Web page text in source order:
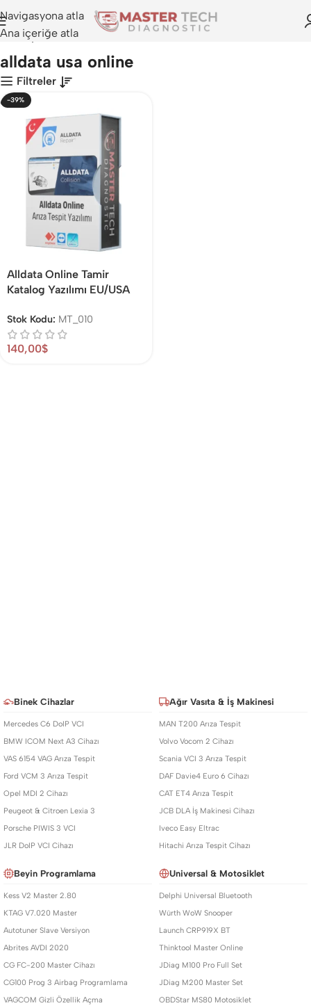
Navigasyona atla
Ana içeriğe atla
Anasayfa>alldata usa online
alldata usa online
Filtreler
-39%
Alldata Online Tamir
Katalog Yazılımı EU/USA
Stok Kodu: MT_010
140,00$
Binek Cihazlar
Mercedes C6 DoIP VCI
BMW ICOM Next A3 Cihazı
VAS 6154 VAG Arıza Tespit
Ford VCM 3 Arıza Tespit
Opel MDI 2 Cihazı
Peugeot & Citroen Lexia 3
Porsche PIWIS 3 VCI
JLR DoIP VCI Cihazı
Ağır Vasıta & İş Makinesi
MAN T200 Arıza Tespit
Volvo Vocom 2 Cihazı
Scania VCI 3 Arıza Tespit
DAF Davie4 Euro 6 Cihazı
CAT ET4 Arıza Tespit
JCB DLA İş Makinesi Cihazı
Iveco Easy Eltrac
Hitachi Arıza Tespit Cihazı
Beyin Programlama
Kess V2 Master 2.80
KTAG V7.020 Master
Autotuner Slave Versiyon
Abrites AVDI 2020
CG FC-200 Master Cihazı
CG100 Prog 3 Airbag Programlama
VAGCOM Gizli Özellik Açma
Universal & Motosiklet
Delphi Universal Bluetooth
Würth WoW Snooper
Launch CRP919X BT
Thinktool Master Online
JDiag M100 Pro Full Set
JDiag M200 Master Set
OBDStar MS80 Motosiklet